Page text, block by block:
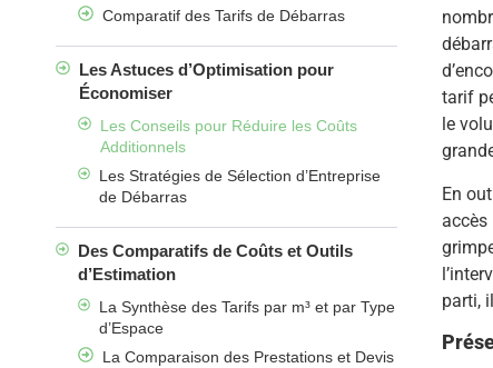
Comparatif des Tarifs de Débarras
Les Astuces d’Optimisation pour
Économiser
Les Conseils pour Réduire les Coûts
Additionnels
Les Stratégies de Sélection d’Entreprise
de Débarras
Des Comparatifs de Coûts et Outils
d’Estimation
La Synthèse des Tarifs par m³ et par Type
d’Espace
La Comparaison des Prestations et Devis
tarif
le
En
parti,